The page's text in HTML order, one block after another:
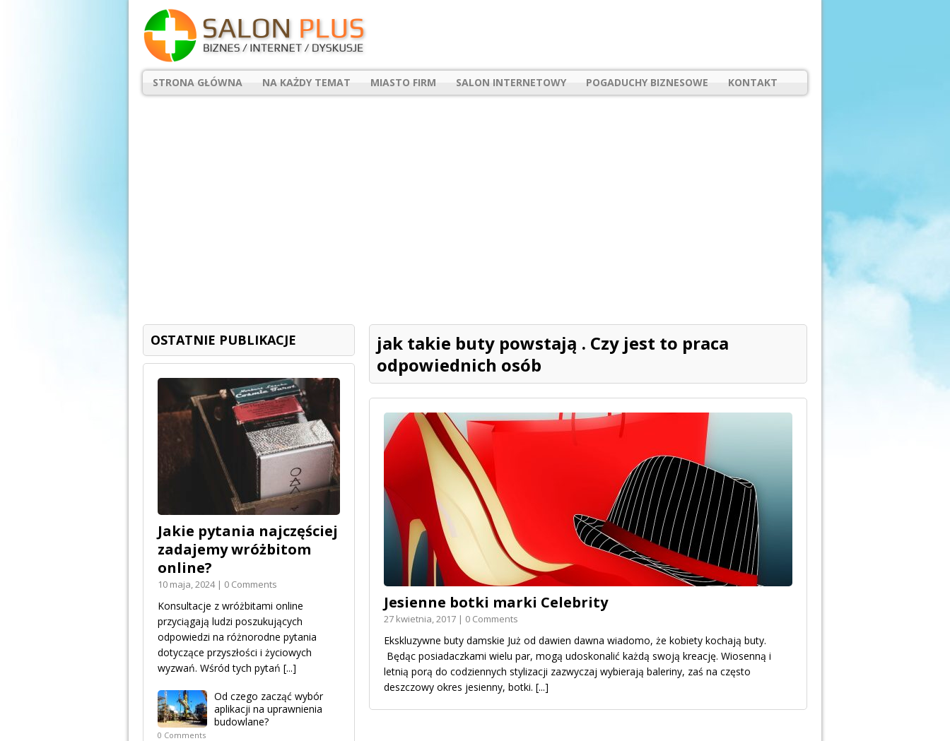
STRONA GŁÓWNA NA KAŻDY TEMAT MIASTO FIRM SALON INTERNETOWY POGADUCHY BIZNESOWE KONTAKT
jak takie buty powstają . Czy jest to praca
odpowiednich osób
Jesienne botki marki Celebrity
27 kwietnia, 2017 | 0 Comments
Ekskluzywne buty damskie Już od dawien dawna wiadomo, że kobiety kochają buty.
Będąc posiadaczkami wielu par, mogą udoskonalić każdą swoją kreację. Wiosenną i
letnią porą do codziennych stylizacji zazwyczaj wybierają baleriny, zaś na często
deszczowy okres jesienny, botki. [...]
OSTATNIE PUBLIKACJE
Jakie pytania najczęściej
zadajemy wróżbitom
online?
10 maja, 2024 | 0 Comments
Konsultacje z wróżbitami online
przyciągają ludzi poszukujących
odpowiedzi na różnorodne pytania
dotyczące przyszłości i życiowych
wyzwań. Wśród tych pytań [...]
Od czego zacząć wybór
aplikacji na uprawnienia
budowlane?
0 Comments